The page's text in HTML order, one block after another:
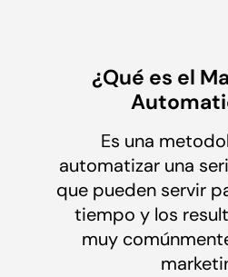
¿Qué es el
Es una
automatizar una
que pueden servir
tiempo y los
muy